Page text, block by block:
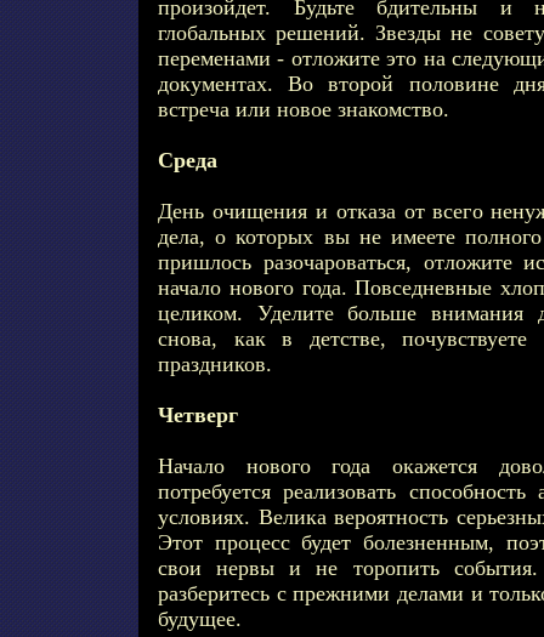
произойдет. Будьте бдительны и
глобальных решений. Звезды не
переменами - отложите это на
документах. Во второй половине
встреча или новое знакомство.
Среда
День очищения и отказа от всего
дела, о которых вы не имеете
пришлось разочароваться, отложите
начало нового года. Повседневные
целиком. Уделите больше
снова, как в детстве,
праздников.
Четверг
Начало нового года окажется
потребуется реализовать
условиях. Велика вероятность
Этот процесс будет болезненным,
свои нервы и не торопить
разберитесь с прежними делами и
будущее.